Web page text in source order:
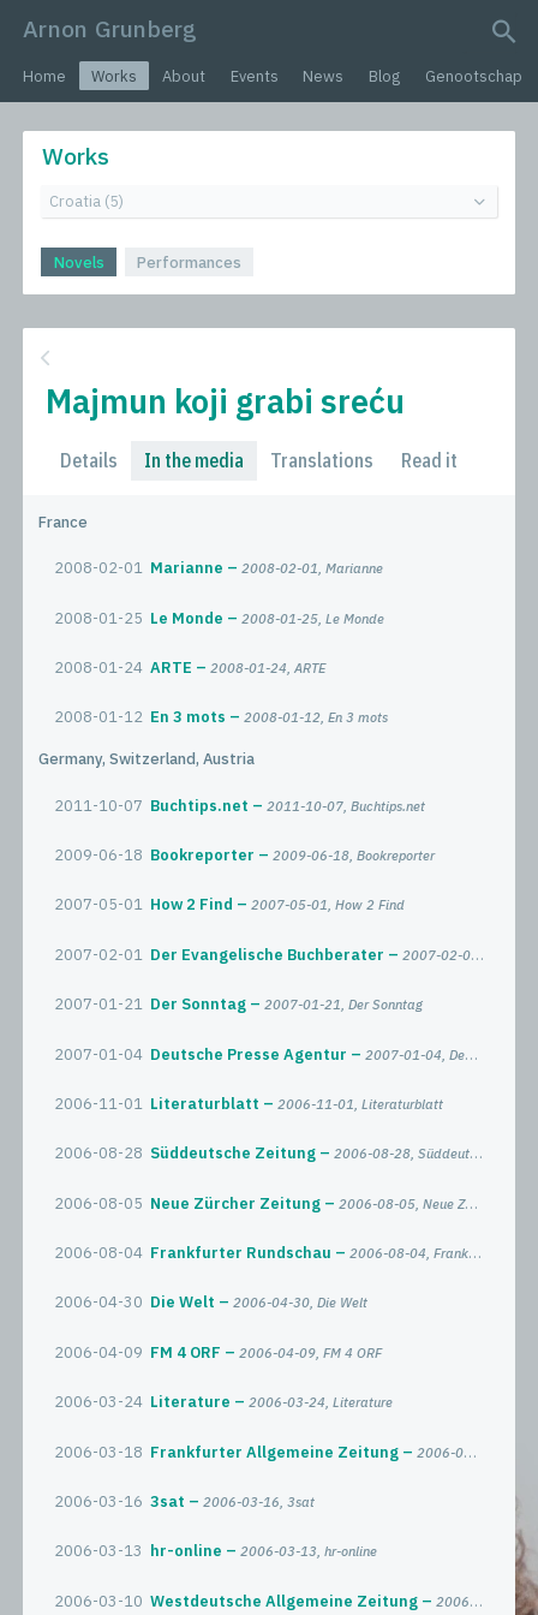
Arnon Grunberg
Home Works About Events News Blog Genootschap
Works
Novels Performances
Majmun koji grabi sreću
Details In the media Translations Read it
France
2008-02-01 Marianne 2008-02-01, Marianne
2008-01-25 Le Monde 2008-01-25, Le Monde
2008-01-24 ARTE 2008-01-24, ARTE
2008-01-12 En 3 mots 2008-01-12, En 3 mots
Germany, Switzerland, Austria
2011-10-07 Buchtips.net 2011-10-07, Buchtips.net
2009-06-18 Bookreporter 2009-06-18, Bookreporter
2007-05-01 How 2 Find 2007-05-01, How 2 Find
2007-02-01 Der Evangelische Buchberater 2007-02-01, Der Evangelische Buchberater
2007-01-21 Der Sonntag 2007-01-21, Der Sonntag
2007-01-04 Deutsche Presse Agentur 2007-01-04, Deutsche Presse Agentur
2006-11-01 Literaturblatt 2006-11-01, Literaturblatt
2006-08-28 Süddeutsche Zeitung 2006-08-28, Süddeutsche Zeitung
2006-08-05 Neue Zürcher Zeitung 2006-08-05, Neue Zürcher Zeitung
2006-08-04 Frankfurter Rundschau 2006-08-04, Frankfurter Rundschau
2006-04-30 Die Welt 2006-04-30, Die Welt
2006-04-09 FM 4 ORF 2006-04-09, FM 4 ORF
2006-03-24 Literature 2006-03-24, Literature
2006-03-18 Frankfurter Allgemeine Zeitung 2006-03-18, Frankfurter Allgemeine Zeitung
2006-03-16 3sat 2006-03-16, 3sat
2006-03-13 hr-online 2006-03-13, hr-online
2006-03-10 Westdeutsche Allgemeine Zeitung 2006-03-10, Westdeutsche Allgemeine Zeitung